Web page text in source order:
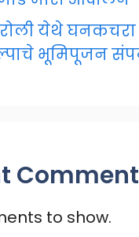
येथे
भूमिपूजन
to show.